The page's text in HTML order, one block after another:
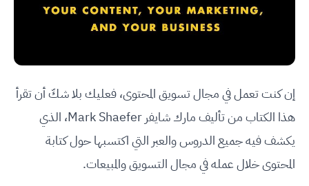
إن كنت تعمل في مجال تسويق المحتوى، فعليك بلا شكّ أن تقرأ
هذا الكتاب من تأليف مارك شايفر Mark Shaefer، الذي
يكشف فيه جميع الدروس والعبر التي اكتسبها حول كتابة
المحتوى خلال عمله في مجال التسويق والمبيعات.